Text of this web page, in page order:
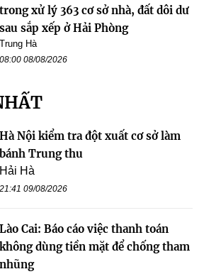
trong xử lý 363 cơ sở nhà, đất dôi dư
sau sắp xếp ở Hải Phòng
Trung Hà
08:00 08/08/2026
Hà Nội kiểm tra đột xuất cơ sở làm
bánh Trung thu
Hải Hà
21:41 09/08/2026
Lào Cai: Báo cáo việc thanh toán
không dùng tiền mặt để chống tham
nhũng